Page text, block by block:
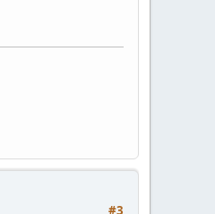
#3